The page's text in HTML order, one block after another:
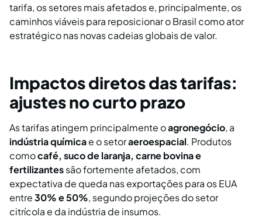
tarifa, os setores mais afetados e, principalmente, os
caminhos viáveis para reposicionar o Brasil como ator
estratégico nas novas cadeias globais de valor.
Impactos diretos das tarifas:
ajustes no curto prazo
As tarifas atingem principalmente oagronegócio, a
indústria químicae o setoraeroespacial. Produtos
comocafé, suco de laranja, carne bovina e
fertilizantessão fortemente afetados, com
expectativa de queda nas exportações para os EUA
entre30% e 50%, segundo projeções do setor
citrícola e da indústria de insumos.